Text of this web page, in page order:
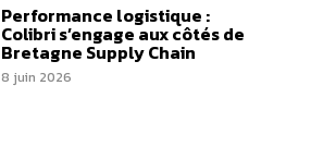
Performance logistique :
Colibri s’engage aux côtés de
Bretagne Supply Chain
8 juin 2026